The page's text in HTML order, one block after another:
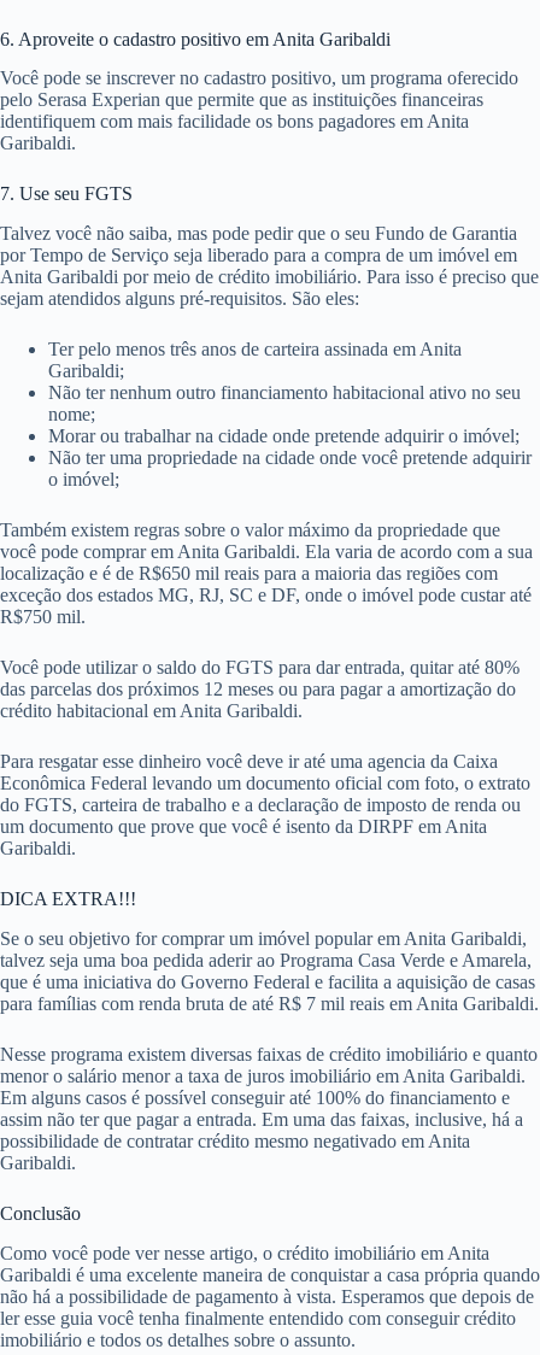
6. Aproveite o cadastro positivo em Anita Garibaldi
Você pode se inscrever no cadastro positivo, um programa oferecido
pelo Serasa Experian que permite que as instituições financeiras
identifiquem com mais facilidade os bons pagadores em Anita
Garibaldi.
7. Use seu FGTS
Talvez você não saiba, mas pode pedir que o seu Fundo de Garantia
por Tempo de Serviço seja liberado para a compra de um imóvel em
Anita Garibaldi por meio de crédito imobiliário. Para isso é preciso que
sejam atendidos alguns pré-requisitos. São eles:
Ter pelo menos três anos de carteira assinada em Anita
Garibaldi;
Não ter nenhum outro financiamento habitacional ativo no seu
nome;
Morar ou trabalhar na cidade onde pretende adquirir o imóvel;
Não ter uma propriedade na cidade onde você pretende adquirir
o imóvel;
Também existem regras sobre o valor máximo da propriedade que
você pode comprar em Anita Garibaldi. Ela varia de acordo com a sua
localização e é de R$650 mil reais para a maioria das regiões com
exceção dos estados MG, RJ, SC e DF, onde o imóvel pode custar até
R$750 mil.
Você pode utilizar o saldo do FGTS para dar entrada, quitar até 80%
das parcelas dos próximos 12 meses ou para pagar a amortização do
crédito habitacional em Anita Garibaldi.
Para resgatar esse dinheiro você deve ir até uma agencia da Caixa
Econômica Federal levando um documento oficial com foto, o extrato
do FGTS, carteira de trabalho e a declaração de imposto de renda ou
um documento que prove que você é isento da DIRPF em Anita
Garibaldi.
DICA EXTRA!!!
Se o seu objetivo for comprar um imóvel popular em Anita Garibaldi,
talvez seja uma boa pedida aderir ao Programa Casa Verde e Amarela,
que é uma iniciativa do Governo Federal e facilita a aquisição de casas
para famílias com renda bruta de até R$ 7 mil reais em Anita Garibaldi.
Nesse programa existem diversas faixas de crédito imobiliário e quanto
menor o salário menor a taxa de juros imobiliário em Anita Garibaldi.
Em alguns casos é possível conseguir até 100% do financiamento e
assim não ter que pagar a entrada. Em uma das faixas, inclusive, há a
possibilidade de contratar crédito mesmo negativado em Anita
Garibaldi.
Conclusão
Como você pode ver nesse artigo, o crédito imobiliário em Anita
Garibaldi é uma excelente maneira de conquistar a casa própria quando
não há a possibilidade de pagamento à vista. Esperamos que depois de
ler esse guia você tenha finalmente entendido com conseguir crédito
imobiliário e todos os detalhes sobre o assunto.